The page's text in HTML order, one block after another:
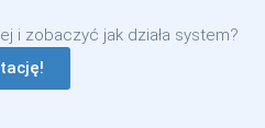
i zobaczyć jak działa system?